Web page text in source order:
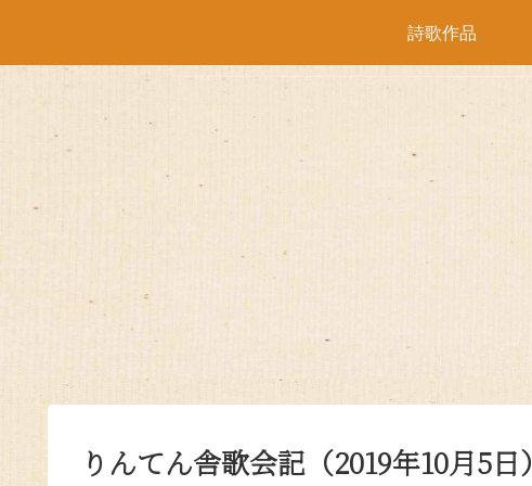
詩歌作品
りんてん舎歌会記（2019年10月5日）